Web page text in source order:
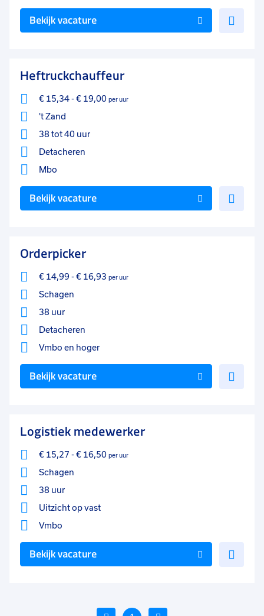
Bekijk vacature
Heftruckchauffeur
€ 15,34- € 19,00 per uur
't Zand
38 tot 40 uur
Detacheren
Mbo
Bekijk vacature
Orderpicker
€ 14,99 - € 16,93 per uur
Schagen
38 uur
Detacheren
Vmbo en hoger
Bekijk vacature
Logistiek medewerker
€ 15,27 - € 16,50 per uur
Schagen
38 uur
Uitzicht op vast
Vmbo
Bekijk vacature